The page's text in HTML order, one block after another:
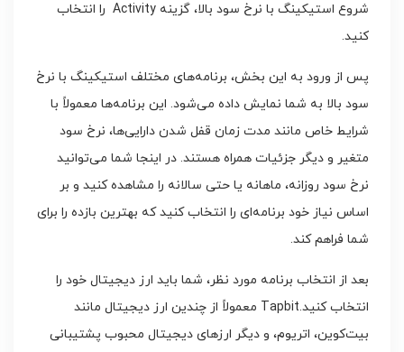
شروع استیکینگ با نرخ سود بالا، گزینه Activity را انتخاب
کنید.
پس از ورود به این بخش، برنامه‌های مختلف استیکینگ با نرخ
سود بالا به شما نمایش داده می‌شود. این برنامه‌ها معمولاً با
شرایط خاص مانند مدت زمان قفل شدن دارایی‌ها، نرخ سود
متغیر و دیگر جزئیات همراه هستند. در اینجا شما می‌توانید
نرخ سود روزانه، ماهانه یا حتی سالانه را مشاهده کنید و بر
اساس نیاز خود برنامه‌ای را انتخاب کنید که بهترین بازده را برای
شما فراهم کند.
بعد از انتخاب برنامه مورد نظر، شما باید ارز دیجیتال خود را
انتخاب کنید.Tapbit معمولاً از چندین ارز دیجیتال مانند
بیت‌کوین، اتریوم، و دیگر ارزهای دیجیتال محبوب پشتیبانی